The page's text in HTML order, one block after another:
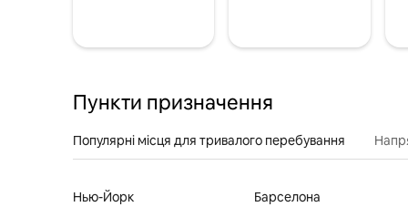
Пункти призначення
Популярні місця для тривалого перебування
Нью-Йорк
Барселона